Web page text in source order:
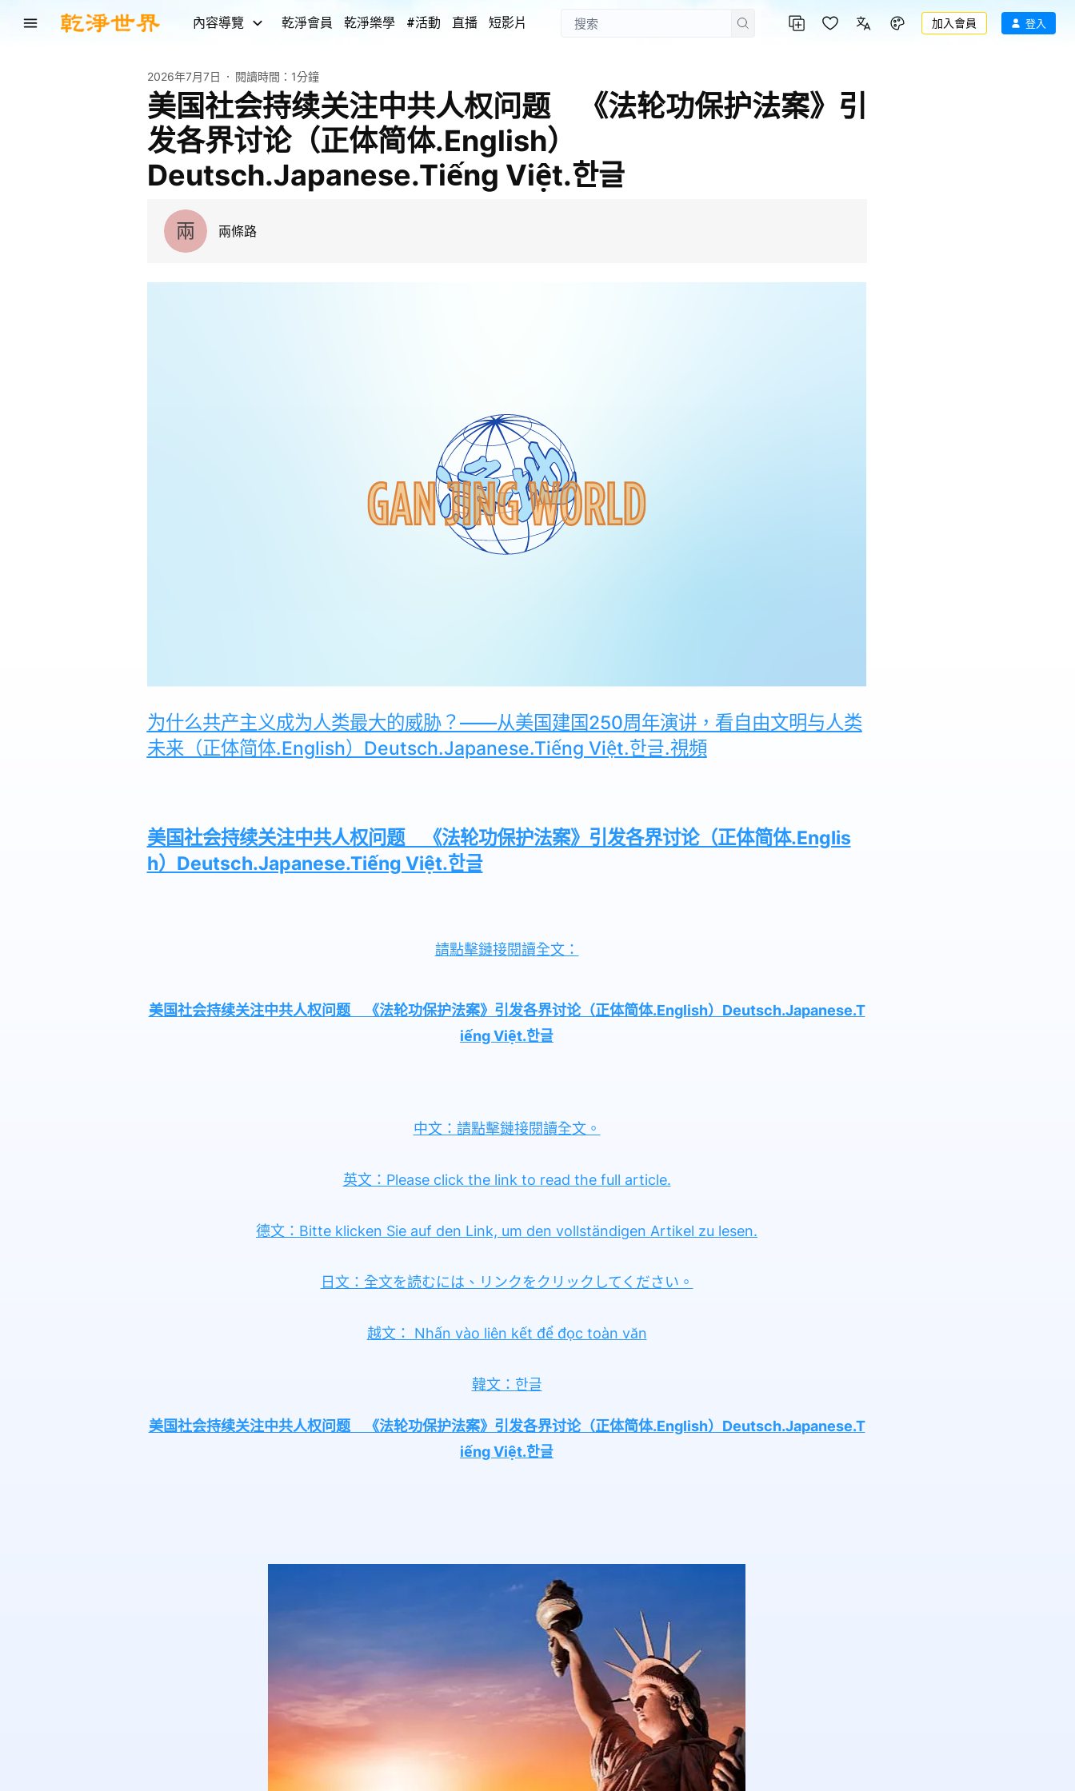
內容導覽 乾淨會員 乾淨樂學 #活動 直播 短影片 加入會員 登入
2026年7月7日 閱讀時間： 1分鐘
美国社会持续关注中共人权问题 《法轮功保护法案》引
发各界讨论（正体简体.English）
Deutsch.Japanese.Tiếng Việt.한글
兩 兩條路
为什么共产主义成为人类最大的威胁？——从美国建国250周年演讲，看自由文明与人类
未来（正体简体.English）Deutsch.Japanese.Tiếng Việt.한글.視頻
美国社会持续关注中共人权问题 《法轮功保护法案》引发各界讨论（正体简体.Englis
h）Deutsch.Japanese.Tiếng Việt.한글
請點擊鏈接閱讀全文：
美国社会持续关注中共人权问题 《法轮功保护法案》引发各界讨论（正体简体.English）Deutsch.Japanese.T
iếng Việt.한글
中文：請點擊鏈接閱讀全文。
英文：Please click the link to read the full article.
德文：Bitte klicken Sie auf den Link, um den vollständigen Artikel zu lesen.
日文：全文を読むには、リンクをクリックしてください。
越文： Nhấn vào liên kết để đọc toàn văn
韓文：한글
美国社会持续关注中共人权问题 《法轮功保护法案》引发各界讨论（正体简体.English）Deutsch.Japanese.T
iếng Việt.한글